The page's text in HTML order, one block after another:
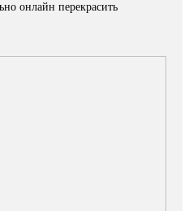
онлайн перекрасить